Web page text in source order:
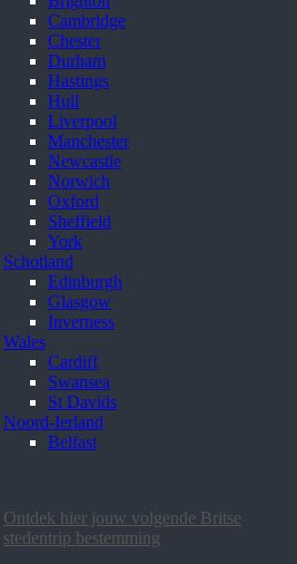
Cambridge
Chester
Durham
Hastings
Hull
Liverpool
Manchester
Newcastle
Norwich
Oxford
Sheffield
York
Schotland
Edinburgh
Glasgow
Inverness
Wales
Cardiff
Swansea
St Davids
Noord-Ierland
Belfast
Ontdek hier jouw volgende Britse
stedentrip bestemming